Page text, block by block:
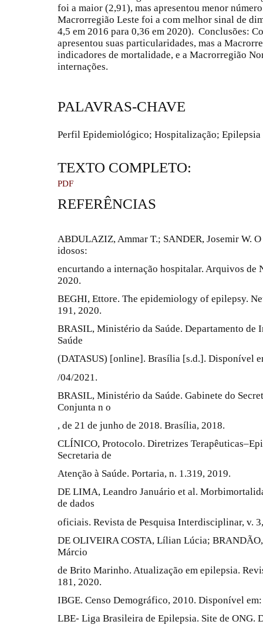
foi a maior (2,91), mas apresentou menor
Macrorregião Leste foi a com melhor sinal de
4,5 em 2016 para 0,36 em 2020). Conclusões:
apresentou suas particularidades, mas a
indicadores de mortalidade, e a Macrorregião
internações.
PALAVRAS-CHAVE
Perfil Epidemiológico; Hospitalização; Epilepsia
TEXTO COMPLETO:
PDF
REFERÊNCIAS
ABDULAZIZ, Ammar T.; SANDER, Josemir W.
idosos:
encurtando a internação hospitalar. Arquivos de
2020.
BEGHI, Ettore. The epidemiology of epilepsy.
191, 2020.
BRASIL, Ministério da Saúde. Departamento de
Saúde
(DATASUS) [online]. Brasília [s.d.]. Disponível
/04/2021.
BRASIL, Ministério da Saúde. Gabinete do
Conjunta n o
, de 21 de junho de 2018. Brasília, 2018.
CLÍNICO, Protocolo. Diretrizes
Secretaria de
Atenção à Saúde. Portaria, n. 1.319, 2019.
DE LIMA, Leandro Januário et al.
de dados
oficiais. Revista de Pesquisa Interdisciplinar, v.
DE OLIVEIRA COSTA, Lílian Lúcia;
Márcio
de Brito Marinho. Atualização em epilepsia.
181, 2020.
IBGE. Censo Demográfico, 2010. Disponível
LBE- Liga Brasileira de Epilepsia. Site de ONG.